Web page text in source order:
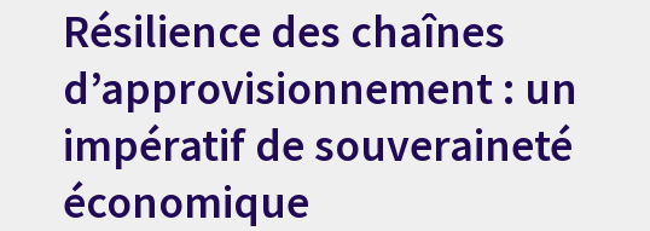
Résilience des chaînes
d’approvisionnement : un
impératif de souveraineté
économique